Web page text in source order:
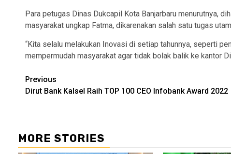
Para petugas Dinas Dukcapil Kota Banjarbaru menurutnya,
masyarakat ungkap Fatma, dikarenakan salah satu tugas
“Kita selalu melakukan Inovasi di setiap tahunnya, seperti
mempermudah masyarakat agar tidak bolak balik ke kantor
Continue
Reading
Previous
Dirut Bank Kalsel Raih TOP 100 CEO Infobank Award 2022
MORE STORIES